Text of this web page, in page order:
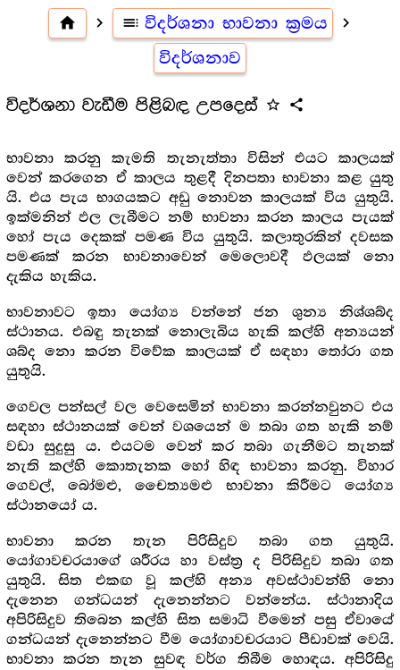
home navigate_next toc විදර්ශනා භාවනා ක්‍රමය navigate_next
විදර්ශනාව
විදර්ශනා වැඩීම පිළිබඳ උපදෙස් star_outline share
භාවනා කරනු කැමති තැනැත්තා විසින් එයට කාලයක්
වෙන් කරගෙන ඒ කාලය තුළදී දිනපතා භාවනා කළ යුතු
යි. එය පැය භාගයකට අඩු නොවන කාලයක් විය යුතුයි.
ඉක්මනින් ඵල ලැබීමට නම් භාවනා කරන කාලය පැයක්
හෝ පැය දෙකක් පමණ විය යුතුයි. කලාතුරකින් දවසක
පමණක් කරන භාවනාවෙන් මෙලොවදී ඵලයක් නො
දැකිය හැකිය.
භාවනාවට ඉතා යෝග්‍ය වන්නේ ජන ශුන්‍ය නිශ්ශබ්ද
ස්ථානය. එබඳු තැනක් නොලැබිය හැකි කල්හි අන්‍යයන්
ශබ්ද නො කරන විවේක කාලයක් ඒ සඳහා තෝරා ගත
යුතුයි.
ගෙවල පන්සල් වල වෙසෙමින් භාවනා කරන්නවුනට එය
සඳහා ස්ථානයක් වෙන් වශයෙන් ම තබා ගත හැකි නම්
වඩා සුදුසු ය. එයටම වෙන් කර තබා ගැනීමට තැනක්
නැති කල්හි කොතැනක හෝ හිඳ භාවනා කරනු. විහාර
ගෙවල්, බෝමළු, චෛත්‍යමළු භාවනා කිරීමට යෝග්‍ය
ස්ථානයෝ ය.
භාවනා කරන තැන පිරිසිදුව තබා ගත යුතුයි.
යෝගාවචරයාගේ ශරීරය හා වස්ත්‍ර ද පිරිසිදුව තබා ගත
යුතුයි. සිත එකඟ වූ කල්හි අන්‍ය අවස්ථාවන්හි නො
දැනෙන ගන්ධයන් දැනෙන්නට වන්නේය. ස්ථානාදිය
අපිරිසිදුව තිබෙන කල්හි සිත සමාධි වීමෙන් පසු ඒවායේ
ගන්ධයන් දැනෙන්නට වීම යෝගාවචරයාට පීඩාවක් වෙයි.
භාවනා කරන තැන සුවඳ වර්ග තිබීම හොඳය. අපිරිසිදු